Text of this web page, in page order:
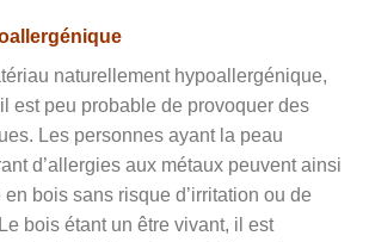
naturellement hypoallergénique,
est peu probable de provoquer des
Les personnes ayant la peau
d’allergies aux métaux peuvent ainsi
bois sans risque d’irritation ou de
bois étant un être vivant, il est